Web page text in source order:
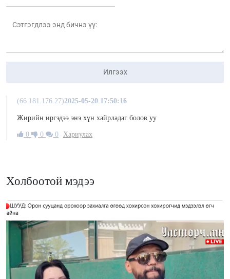
Илгээх
(66.181.176.27)2025-05-20 17:50:16
Жирийн иргэдээ энэ хүн хайрладаг болов уу
0 0 0 Хариулах
Холбоотой мэдээ